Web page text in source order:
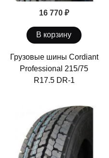
16 770 ₽
В корзину
Грузовые шины Cordiant
Professional 215/75
R17.5 DR-1